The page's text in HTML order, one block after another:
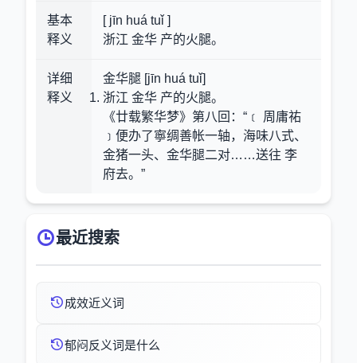
基本
释义
[ jīn huá tuǐ ]
浙江 金华 产的火腿。
详细
释义
金华腿 [jīn huá tuǐ]
浙江 金华 产的火腿。
《廿载繁华梦》第八回：“﹝ 周庸祐
﹞便办了寧绸善帐一轴，海味八式、
金猪一头、金华腿二对……送往 李
府去。”
最近搜索
成效近义词
郁闷反义词是什么